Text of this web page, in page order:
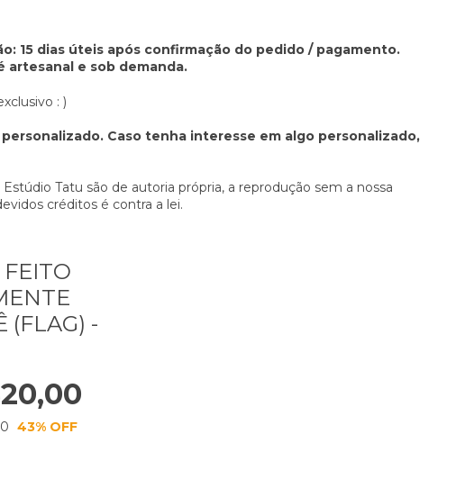
15 dias úteis após confirmação do pedido / pagamento.
artesanal e sob demanda.
: )
Caso tenha interesse em algo personalizado,
Tatu são de autoria própria, a reprodução sem a nossa
créditos é contra a lei.
(FLAG) -
43% OFF